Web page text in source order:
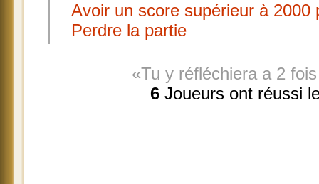
Avoir un score supérieur à 2000
Perdre la partie
«Tu y réfléchiera a 2
6 Joueurs ont réussi